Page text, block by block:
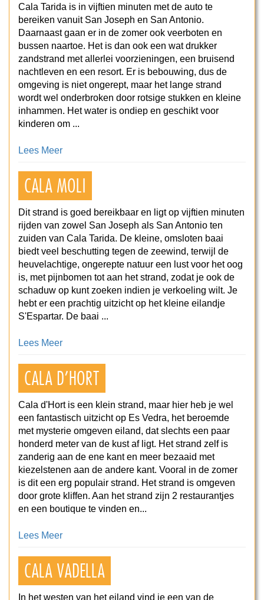
Cala Tarida is in vijftien minuten met de auto te
bereiken vanuit San Joseph en San Antonio.
Daarnaast gaan er in de zomer ook veerboten en
bussen naartoe. Het is dan ook een wat drukker
zandstrand met allerlei voorzieningen, een bruisend
nachtleven en een resort. Er is bebouwing, dus de
omgeving is niet ongerept, maar het lange strand
wordt wel onderbroken door rotsige stukken en kleine
inhammen. Het water is ondiep en geschikt voor
kinderen om ...
Lees Meer
CALA MOLI­
Dit strand is goed bereikbaar en ligt op vijftien minuten
rijden van zowel San Joseph als San Antonio ten
zuiden van Cala Tarida. De kleine, omsloten baai
biedt veel beschutting tegen de zeewind, terwijl de
heuvelachtige, ongerepte natuur een lust voor het oog
is, met pijnbomen tot aan het strand, zodat je ook de
schaduw op kunt zoeken indien je verkoeling wilt. Je
hebt er een prachtig uitzicht op het kleine eilandje
S'Espartar. De baai ...
Lees Meer
CALA D’HORT
Cala d'Hort is een klein strand, maar hier heb je wel
een fantastisch uitzicht op Es Vedra, het beroemde
met mysterie omgeven eiland, dat slechts een paar
honderd meter van de kust af ligt. Het strand zelf is
zanderig aan de ene kant en meer bezaaid met
kiezelstenen aan de andere kant. Vooral in de zomer
is dit een erg populair strand. Het strand is omgeven
door grote kliffen. Aan het strand zijn 2 restaurantjes
en een boutique te vinden en...
Lees Meer
CALA VADELLA
In het westen van het eiland vind je een van de